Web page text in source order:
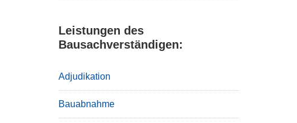
Leistungen des
Bausachverständigen:
Adjudikation
Bauabnahme